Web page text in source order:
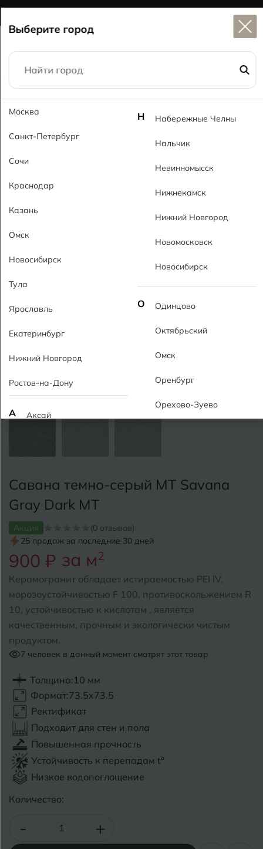
Главная Каталог
73,5x73,5
Савана темно-серый MT Savana Gray Dark MT
Савана темно-серый MT Savana
Gray Dark MT
Акция
(0 отзывов)
25 продаж за последние 30 дней
900 ₽ за м2
Керамогранит обладает истираемостью PEI IV,
морозоустойчивостью F 100, противоскольжением R
10, устойчивостью к кислотам , является
качественным, прочным и экологически чистым
продуктом.
7 человек в данный момент смотрят этот товар
Толщина:10 мм
Формат:73.5x73.5
Ректификат
Подходит для стен и пола
Повышенная прочность
Устойчивость к перепадам t°
Низкое водопоглощение
Количество:
- +
Выберите город
Москва
Санкт-Петербург
Сочи
Краснодар
Казань
Омск
Новосибирск
Тула
Ярославль
Екатеринбург
Нижний Новгород
Ростов-на-Дону
А Аксай
Анапа
Армавир
Барнаул
Белгород
Белореченск
Боровичи
Брянск
Бугульма
Бугуруслан
В Великий Новгород
Владимир
Н Набережные Челны
Нальчик
Невинномысск
Нижнекамск
Нижний Новгород
Новомосковск
Новосибирск
О Одинцово
Октябрьский
Омск
Оренбург
Орехово-Зуево
Псков
Ростов-на-Дону
Рыбинск
Рязань
Смоленск